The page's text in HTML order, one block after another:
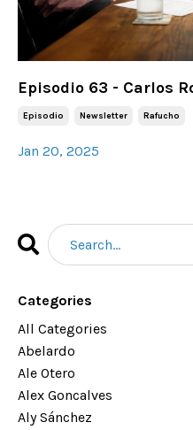
Episodio 63 - Carlos
Episodio Newsletter Rafucho
Jan 20, 2025
Categories
All Categories
Abelardo
Ale Otero
Alex Goncalves
Aly Sánchez